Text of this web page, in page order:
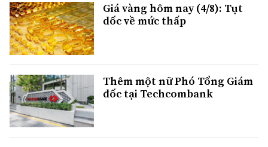
Giá vàng hôm nay (4/8): Tụt
dốc về mức thấp
Thêm một nữ Phó Tổng Giám
đốc tại Techcombank